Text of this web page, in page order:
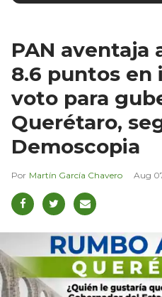
PAN aventaja
8.6 puntos en
voto para
Querétaro,
Demoscopia
Martín García Chavero Aug